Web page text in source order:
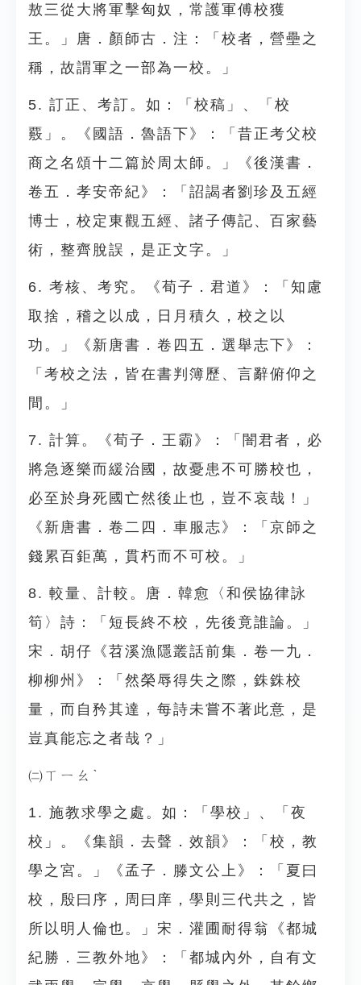
敖三從大將軍擊匈奴，常護軍傅校獲
王。」唐．顏師古．注：「校者，營壘之
稱，故謂軍之一部為一校。」
5. 訂正、考訂。如：「校稿」、「校
覈」。《國語．魯語下》：「昔正考父校
商之名頌十二篇於周太師。」《後漢書．
卷五．孝安帝紀》：「詔謁者劉珍及五經
博士，校定東觀五經、諸子傳記、百家藝
術，整齊脫誤，是正文字。」
6. 考核、考究。《荀子．君道》：「知慮
取捨，稽之以成，日月積久，校之以
功。」《新唐書．卷四五．選舉志下》：
「考校之法，皆在書判簿歷、言辭俯仰之
間。」
7. 計算。《荀子．王霸》：「闇君者，必
將急逐樂而緩治國，故憂患不可勝校也，
必至於身死國亡然後止也，豈不哀哉！」
《新唐書．卷二四．車服志》：「京師之
錢累百鉅萬，貫朽而不可校。」
8. 較量、計較。唐．韓愈〈和侯協律詠
筍〉詩：「短長終不校，先後竟誰論。」
宋．胡仔《苕溪漁隱叢話前集．卷一九．
柳柳州》：「然榮辱得失之際，銖銖校
量，而自矜其達，每詩未嘗不著此意，是
豈真能忘之者哉？」
㈡ㄒㄧㄠˋ
1. 施教求學之處。如：「學校」、「夜
校」。《集韻．去聲．效韻》：「校，教
學之宮。」《孟子．滕文公上》：「夏曰
校，殷曰序，周曰庠，學則三代共之，皆
所以明人倫也。」宋．灌圃耐得翁《都城
紀勝．三教外地》：「都城內外，自有文